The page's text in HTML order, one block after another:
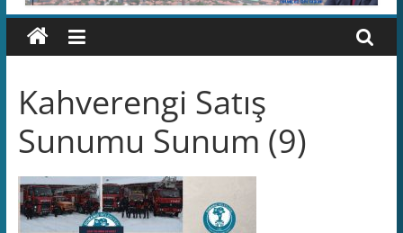
BELEDİYESİ
RESMİ
WEB
Kahverengi Satış
Sunumu Sunum (9)